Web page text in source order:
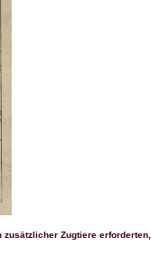
Zugtiere erforderten,